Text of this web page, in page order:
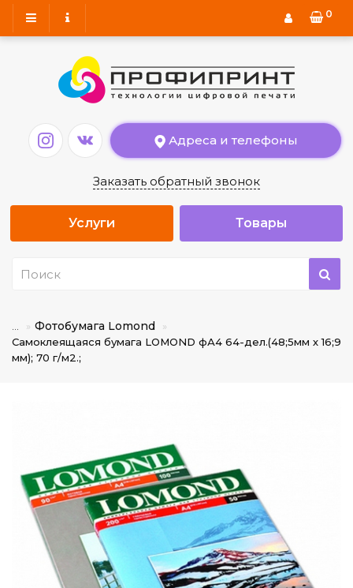
0
Адреса и телефоны
Заказать обратный звонок
Товары
Услуги
Фотобумага Lomond
Самоклеящаяся бумага LOMOND фА4 64-дел.(48;5мм х 16;9
мм); 70 г/м2.;